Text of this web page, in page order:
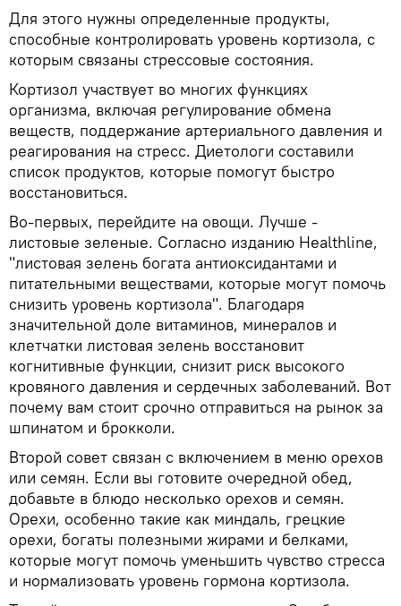
Для этого нужны определенные продукты,
способные контролировать уровень кортизола, с
которым связаны стрессовые состояния.
Кортизол участвует во многих функциях
организма, включая регулирование обмена
веществ, поддержание артериального давления и
реагирования на стресс. Диетологи составили
список продуктов, которые помогут быстро
восстановиться.
Во-первых, перейдите на овощи. Лучше -
листовые зеленые. Согласно изданию Healthline,
"листовая зелень богата антиоксидантами и
питательными веществами, которые могут помочь
снизить уровень кортизола". Благодаря
значительной доле витаминов, минералов и
клетчатки листовая зелень восстановит
когнитивные функции, снизит риск высокого
кровяного давления и сердечных заболеваний. Вот
почему вам стоит срочно отправиться на рынок за
шпинатом и брокколи.
Второй совет связан с включением в меню орехов
или семян. Если вы готовите очередной обед,
добавьте в блюдо несколько орехов и семян.
Орехи, особенно такие как миндаль, грецкие
орехи, богаты полезными жирами и белками,
которые могут помочь уменьшить чувство стресса
и нормализовать уровень гормона кортизола.